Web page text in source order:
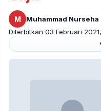
M
Muhammad Nurseha
Diterbitkan 03 Februari